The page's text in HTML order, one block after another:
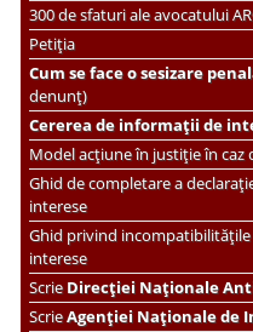
300 de sfaturi ale avocatului
Petiția
Cum se face o sesizare
denunț)
Cererea de informații de
Model acțiune în justiție în caz
Ghid de completare a
interese
Ghid privind
interese
ScrieDirecției Naționale
ScrieAgenției Naționale de